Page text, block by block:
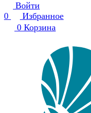
Войти
0
Избранное
0 Корзина